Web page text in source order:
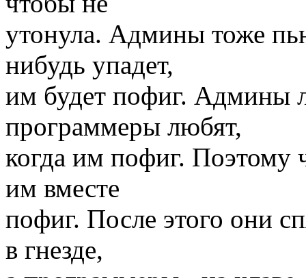
утонула. Админы тоже
нибудь упадет,
им будет пофиг. Админы
программеры любят,
когда им пофиг. Поэтому
им вместе
пофиг. После этого они
в гнезде,